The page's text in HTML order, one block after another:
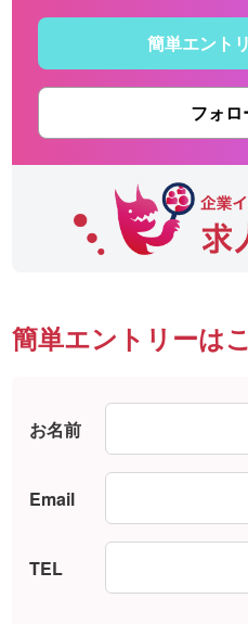
簡単エント
フォロ
簡単エントリーは
お名前
Email
TEL